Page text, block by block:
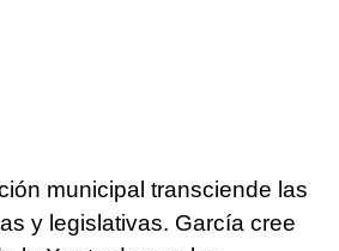
municipal transciende las
y legislativas. García cree